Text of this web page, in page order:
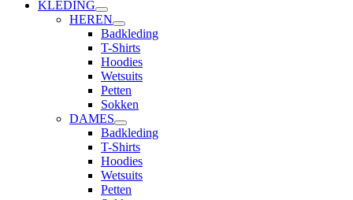
KLEDING
HEREN
Badkleding
T-Shirts
Hoodies
Wetsuits
Petten
Sokken
DAMES
Badkleding
T-Shirts
Hoodies
Wetsuits
Petten